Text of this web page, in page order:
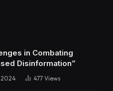
in Combating
Disinformation”
2024 477 Views